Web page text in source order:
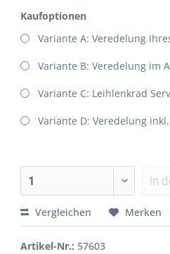
Kaufoptionen
Variante A: Veredelung
Variante B: Veredelung im
Variante C: Leihlenkrad
Variante D: Veredelung
In
Vergleichen Merken
Artikel-Nr.: 57603